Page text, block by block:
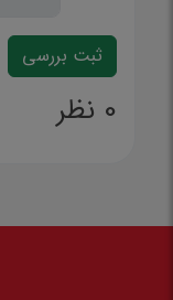
0 نظر